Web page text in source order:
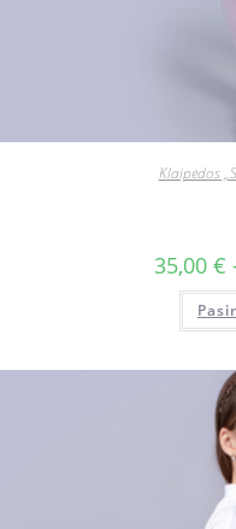
Klaipėdos
35,00 €